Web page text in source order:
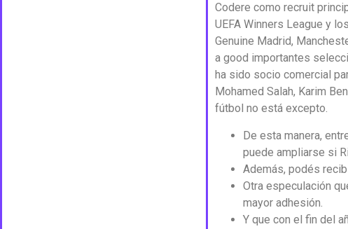
Codere como recruit
UEFA Winners League y
Genuine Madrid,
a good importantes
ha sido socio comercial
Mohamed Salah, Karim
fútbol no está excepto.
De esta manera,
puede ampliarse si
Además, podés
Otra especulación
mayor adhesión.
Y que con el fin del